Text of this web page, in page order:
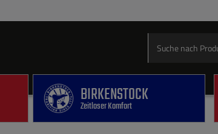
BIRKENSTOCK
Zeitloser Komfort